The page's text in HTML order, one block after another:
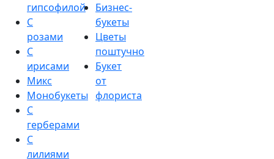
гипсофилой
С
розами
С
ирисами
Микс
Монобукеты
С
герберами
С
лилиями
Бизнес-
букеты
Цветы
поштучно
Букет
от
флориста